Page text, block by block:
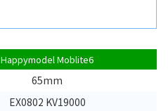
Happymodel Moblite6
65mm
EX0802 KV19000